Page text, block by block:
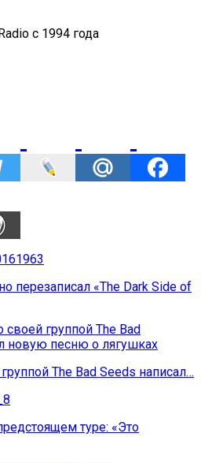
с 1994 года
перезаписал «The Dark Side of
The Bad Seeds написал…
туре: «Это